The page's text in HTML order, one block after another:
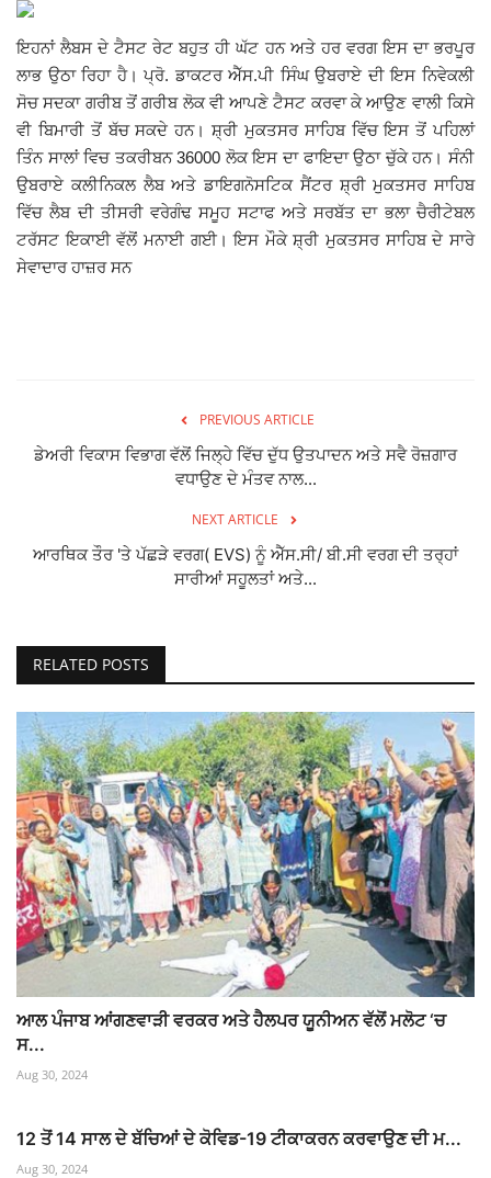
Lambi
Sri Muktsar Sahib News
Punjab
Life & Style
Important
ਇਹਨਾਂ ਲੈਬਸ ਦੇ ਟੈਸਟ ਰੇਟ ਬਹੁਤ ਹੀ ਘੱਟ ਹਨ ਅਤੇ ਹਰ ਵਰਗ ਇਸ ਦਾ ਭਰਪੂਰ
ਲਾਭ ਉਠਾ ਰਿਹਾ ਹੈ। ਪ੍ਰੋ. ਡਾਕਟਰ ਐੱਸ.ਪੀ ਸਿੰਘ ਉਬਰਾਏ ਦੀ ਇਸ ਨਿਵੇਕਲੀ
ਸੋਚ ਸਦਕਾ ਗਰੀਬ ਤੋਂ ਗਰੀਬ ਲੋਕ ਵੀ ਆਪਣੇ ਟੈਸਟ ਕਰਵਾ ਕੇ ਆਉਣ ਵਾਲੀ ਕਿਸੇ
ਵੀ ਬਿਮਾਰੀ ਤੋਂ ਬੱਚ ਸਕਦੇ ਹਨ। ਸ਼੍ਰੀ ਮੁਕਤਸਰ ਸਾਹਿਬ ਵਿੱਚ ਇਸ ਤੋਂ ਪਹਿਲਾਂ
ਤਿੰਨ ਸਾਲਾਂ ਵਿਚ ਤਕਰੀਬਨ 36000 ਲੋਕ ਇਸ ਦਾ ਫਾਇਦਾ ਉਠਾ ਚੁੱਕੇ ਹਨ। ਸੰਨੀ
ਉਬਰਾਏ ਕਲੀਨਿਕਲ ਲੈਬ ਅਤੇ ਡਾਇਗਨੋਸਟਿਕ ਸੈਂਟਰ ਸ਼੍ਰੀ ਮੁਕਤਸਰ ਸਾਹਿਬ
ਵਿੱਚ ਲੈਬ ਦੀ ਤੀਸਰੀ ਵਰੇਗੰਢ ਸਮੂਹ ਸਟਾਫ ਅਤੇ ਸਰਬੱਤ ਦਾ ਭਲਾ ਚੈਰੀਟੇਬਲ
ਟਰੱਸਟ ਇਕਾਈ ਵੱਲੋਂ ਮਨਾਈ ਗਈ। ਇਸ ਮੌਕੇ ਸ਼੍ਰੀ ਮੁਕਤਸਰ ਸਾਹਿਬ ਦੇ ਸਾਰੇ
ਸੇਵਾਦਾਰ ਹਾਜ਼ਰ ਸਨ
PREVIOUS ARTICLE
ਡੇਅਰੀ ਵਿਕਾਸ ਵਿਭਾਗ ਵੱਲੋਂ ਜਿਲ੍ਹੇ ਵਿੱਚ ਦੁੱਧ ਉਤਪਾਦਨ ਅਤੇ ਸਵੈ ਰੋਜ਼ਗਾਰ
ਵਧਾਉਣ ਦੇ ਮੰਤਵ ਨਾਲ...
NEXT ARTICLE
ਆਰਥਿਕ ਤੌਰ 'ਤੇ ਪੱਛੜੇ ਵਰਗ( EVS) ਨੂੰ ਐੱਸ.ਸੀ/ ਬੀ.ਸੀ ਵਰਗ ਦੀ ਤਰ੍ਹਾਂ
ਸਾਰੀਆਂ ਸਹੂਲਤਾਂ ਅਤੇ...
RELATED POSTS
ਆਲ ਪੰਜਾਬ ਆਂਗਣਵਾੜੀ ਵਰਕਰ ਅਤੇ ਹੈਲਪਰ ਯੂਨੀਅਨ ਵੱਲੋਂ ਮਲੋਟ ‘ਚ
ਸ...
Aug 30, 2024
12 ਤੋਂ 14 ਸਾਲ ਦੇ ਬੱਚਿਆਂ ਦੇ ਕੋਵਿਡ-19 ਟੀਕਾਕਰਨ ਕਰਵਾਉਣ ਦੀ ਮ...
Aug 30, 2024